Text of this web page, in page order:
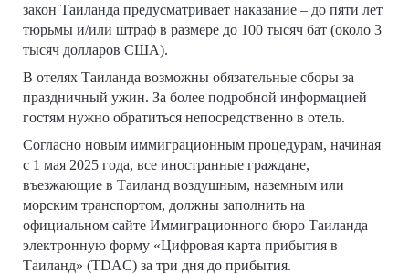
закон Таиланда предусматривает наказание – до пяти лет
тюрьмы и/или штраф в размере до 100 тысяч бат (около 3
тысяч долларов США).
В отелях Таиланда возможны обязательные сборы за
праздничный ужин. За более подробной информацией
гостям нужно обратиться непосредственно в отель.
Согласно новым иммиграционным процедурам, начиная
с 1 мая 2025 года, все иностранные граждане,
въезжающие в Таиланд воздушным, наземным или
морским транспортом, должны заполнить на
официальном сайте Иммиграционного бюро Таиланда
электронную форму «Цифровая карта прибытия в
Таиланд» (TDAC) за три дня до прибытия.